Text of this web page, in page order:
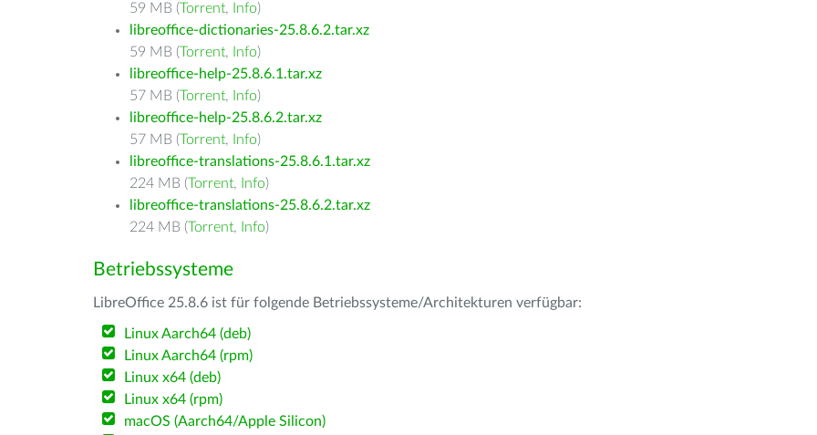
59 MB (Torrent, Info)
libreoffice-dictionaries-25.8.6.2.tar.xz
59 MB (Torrent, Info)
libreoffice-help-25.8.6.1.tar.xz
57 MB (Torrent, Info)
libreoffice-help-25.8.6.2.tar.xz
57 MB (Torrent, Info)
libreoffice-translations-25.8.6.1.tar.xz
224 MB (Torrent, Info)
libreoffice-translations-25.8.6.2.tar.xz
224 MB (Torrent, Info)
Betriebssysteme
LibreOffice 25.8.6 ist für folgende Betriebssysteme/Architekturen verfügbar:
Linux Aarch64 (deb)
Linux Aarch64 (rpm)
Linux x64 (deb)
Linux x64 (rpm)
macOS (Aarch64/Apple Silicon)